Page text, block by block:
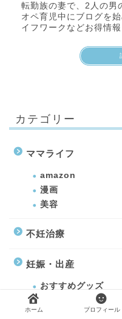
転勤族の妻で、2人の男
オペ育児中にブログを
イフワークなどお得情
カテゴリー
ママライフ
amazon
漫画
美容
不妊治療
妊娠・出産
おすすめグッズ
出産準備グッズ
産後すること
ホーム プロフィール